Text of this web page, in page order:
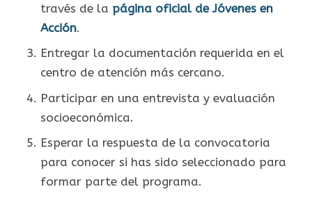
través de la página oficial de Jóvenes en
Acción.
Entregar la documentación requerida en el
centro de atención más cercano.
Participar en una entrevista y evaluación
socioeconómica.
Esperar la respuesta de la convocatoria
para conocer si has sido seleccionado para
formar parte del programa.